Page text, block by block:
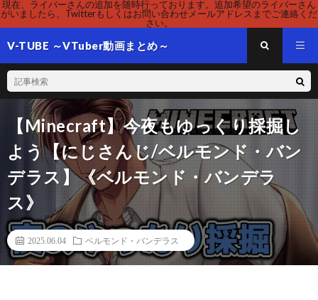
現在、ライバーさんの追加を随時行っております。追加希望のライバーさん
がいましたら、Twitterもしくはお問い合わせメールアドレスまでご連絡くだ
さい。
V-TUBE ～VTuber動画まとめ～
【Minecraft】今夜もゆっくり採掘し
よう【にじさんじ/ベルモンド・バン
デラス】《ベルモンド・バンデラ
ス》
2025.06.04 ベルモンド・バンデラス